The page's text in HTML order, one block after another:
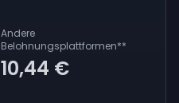
Andere
Belohnungsplattformen**
10,44 €